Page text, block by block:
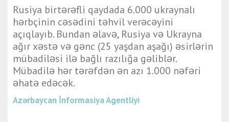
Rusiya birtərəfli qaydada 6.000 ukraynalı
hərbçinin cəsədini təhvil verəcəyini
açıqlayıb. Bundan əlavə, Rusiya və Ukrayna
ağır xəstə və gənc (25 yaşdan aşağı) əsirlərin
mübadiləsi ilə bağlı razılığa gəliblər.
Mübadilə hər tərəfdən ən azı 1.000 nəfəri
əhatə edəcək.
Azərbaycan İnformasiya Agentliyi